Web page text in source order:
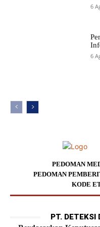
6
6
PEDOMAN
PEDOMAN
KODE
PT. DETEKSI